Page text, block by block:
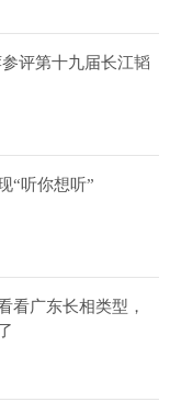
评第十九届长江韬
“听你想听”
看广东长相类型，